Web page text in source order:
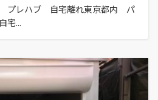
プレハブ 自宅離れ東京都内 パ
宅...